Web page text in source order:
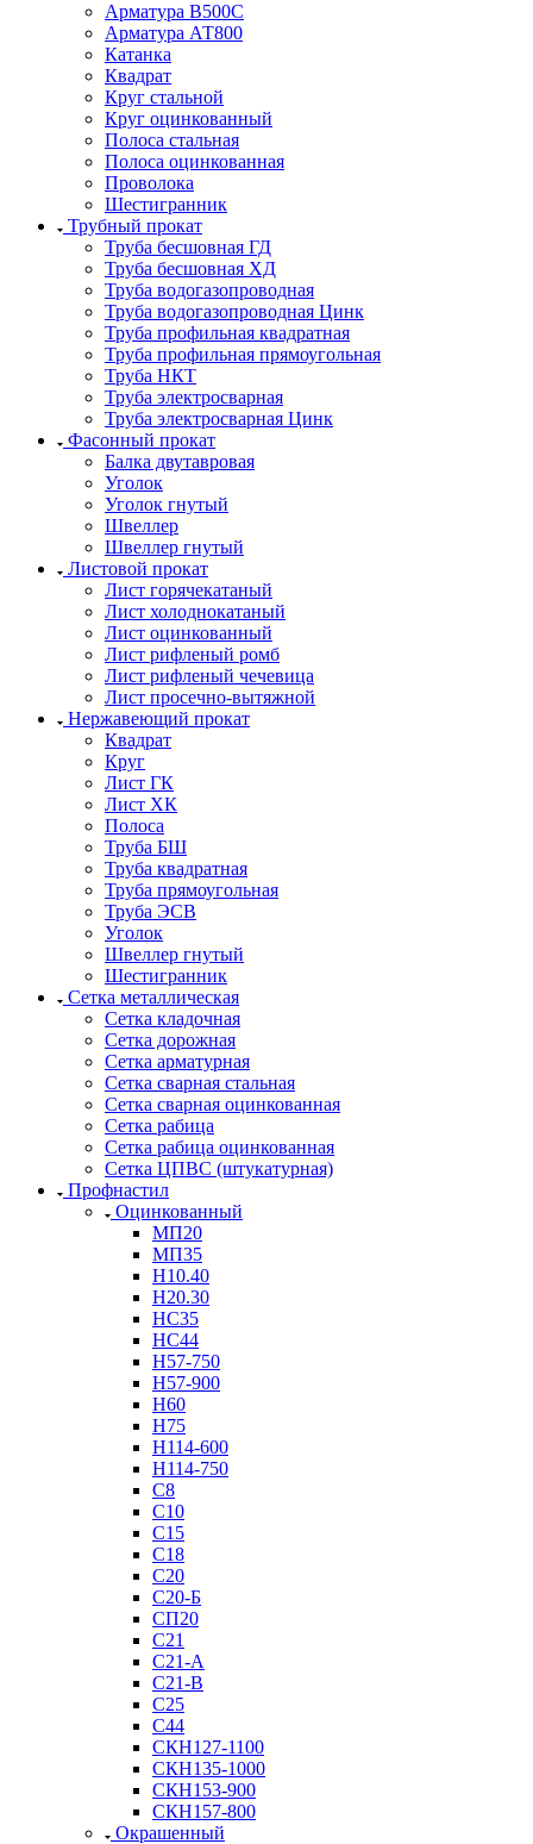
Арматура В500С
Арматура АТ800
Катанка
Квадрат
Круг стальной
Круг оцинкованный
Полоса стальная
Полоса оцинкованная
Проволока
Шестигранник
Трубный прокат
Труба бесшовная ГД
Труба бесшовная ХД
Труба водогазопроводная
Труба водогазопроводная Цинк
Труба профильная квадратная
Труба профильная прямоугольная
Труба НКТ
Труба электросварная
Труба электросварная Цинк
Фасонный прокат
Балка двутавровая
Уголок
Уголок гнутый
Швеллер
Швеллер гнутый
Листовой прокат
Лист горячекатаный
Лист холоднокатаный
Лист оцинкованный
Лист рифленый ромб
Лист рифленый чечевица
Лист просечно-вытяжной
Нержавеющий прокат
Квадрат
Круг
Лист ГК
Лист ХК
Полоса
Труба БШ
Труба квадратная
Труба прямоугольная
Труба ЭСВ
Уголок
Швеллер гнутый
Шестигранник
Сетка металлическая
Сетка кладочная
Сетка дорожная
Сетка арматурная
Сетка сварная стальная
Сетка сварная оцинкованная
Сетка рабица
Сетка рабица оцинкованная
Сетка ЦПВС (штукатурная)
Профнастил
Оцинкованный
МП20
МП35
Н10.40
Н20.30
НС35
НС44
Н57-750
Н57-900
Н60
Н75
Н114-600
Н114-750
С8
С10
С15
С18
С20
С20-Б
СП20
С21
С21-А
С21-В
С25
С44
СКН127-1100
СКН135-1000
СКН153-900
СКН157-800
Окрашенный